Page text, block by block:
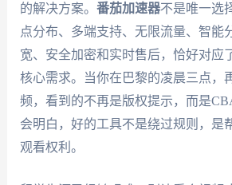
的解决方案。 番茄加速器不是唯一选
点分布、多端支持、无限流量、智能
宽、安全加密和实时售后，恰好对应
核心需求。当你在巴黎的凌晨三点，
频，看到的不再是版权提示，而是
会明白，好的工具不是绕过规则，是
观看权利。